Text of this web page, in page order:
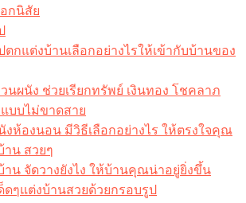
กนิสัย
ตกแต่งบ้านเลือกอย่างไรให้เข้ากับบ้านของ
นผนัง ช่วยเรียกทรัพย์ เงินทอง โชคลาภ
บบไม่ขาดสาย
งห้องนอน มีวิธีเลือกอย่างไร ให้ตรงใจคุณ
าน สวยๆ
าน จัดวางยังไง ให้บ้านคุณน่าอยู่ยิ่งขึ้น
ดๆแต่งบ้านสวยด้วยกรอบรูป